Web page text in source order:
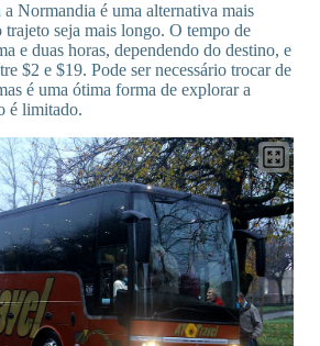
Normandia é uma alternativa mais
trajeto seja mais longo. O tempo de
e duas horas, dependendo do destino, e
$2 e $19. Pode ser necessário trocar de
é uma ótima forma de explorar a
é limitado.